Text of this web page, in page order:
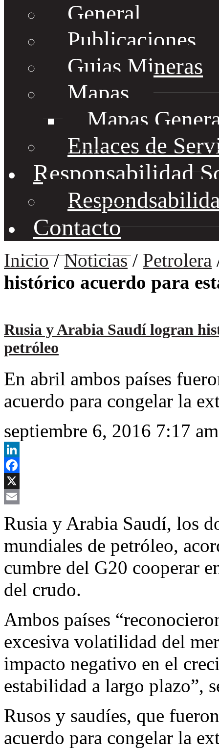
General
Publicaciones
Guias Mineras
Mapas
Mapas
Enlaces de
Responsabilidad
Contacto
Inicio/Noticias/ Petrolera
histórico acuerdo para
Rusia y Arabia Saudí logran
petróleo
En abril ambos países
acuerdo para congelar la
septiembre 6, 2016 7:17 am
LinkedIn
Facebook
X
Rusia y Arabia Saudí, los
mundiales de petróleo,
cumbre del G20 cooperar
del crudo.
Ambos países
excesiva volatilidad del
impacto negativo en el
estabilidad a largo plazo”,
Rusos y saudíes, que
acuerdo para congelar la